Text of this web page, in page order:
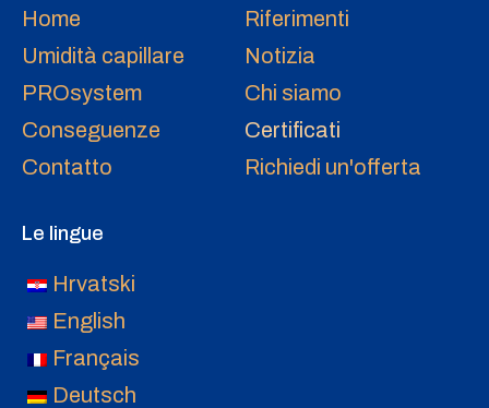
Home
Umidità capillare
PROsystem
Conseguenze
Contatto
Riferimenti
Notizia
Chi siamo
Certificati
Richiedi un'offerta
Le lingue
Hrvatski
English
Français
Deutsch